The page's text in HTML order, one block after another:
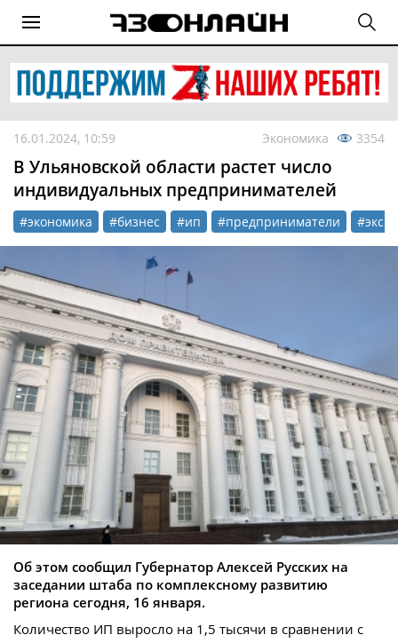
16.01.2024, 10:59 Экономика 3354
В Ульяновской области растет число
индивидуальных предпринимателей
#экономика #бизнес #ип #предприниматели
Об этом сообщил Губернатор Алексей Русских на
заседании штаба по комплексному развитию
региона сегодня, 16 января.
Количество ИП выросло на 1,5 тысячи в сравнении с